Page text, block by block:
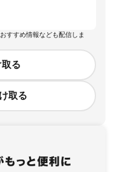
すすめ情報なども配信しま
る
取る